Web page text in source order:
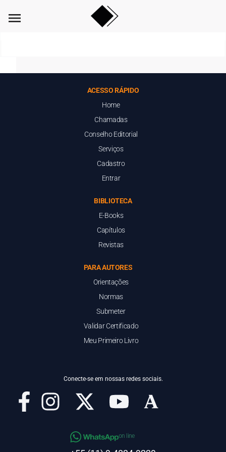
menu
ACESSO RÁPIDO
Home
Chamadas
Conselho Editorial
Serviços
Cadastro
Entrar
BIBLIOTECA
E-Books
Capítulos
Revistas
PARA AUTORES
Orientações
Normas
Submeter
Validar Certificado
Meu Primeiro Livro
Conecte-se em nossas redes sociais.
on line